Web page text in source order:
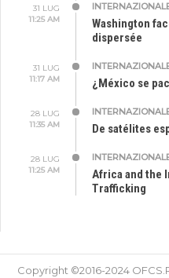
31 LUG
11:25 AM
Washington
dispersée
31 LUG
11:17 AM
¿México se
28 LUG
11:35 AM
De satélites
28 LUG
11:25 AM
Africa and the
Trafficking
Copyright ©2016-2024